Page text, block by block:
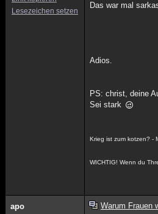
Lesezeichen setzen
Das war mal
Adios.
PS: christ, deine
Sei stark
Krieg ist zum kotzen? -
WICHTIG! Wenn du
apo Warum Frauen